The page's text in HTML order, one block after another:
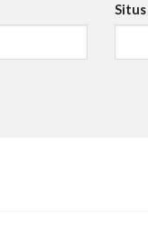
Situs